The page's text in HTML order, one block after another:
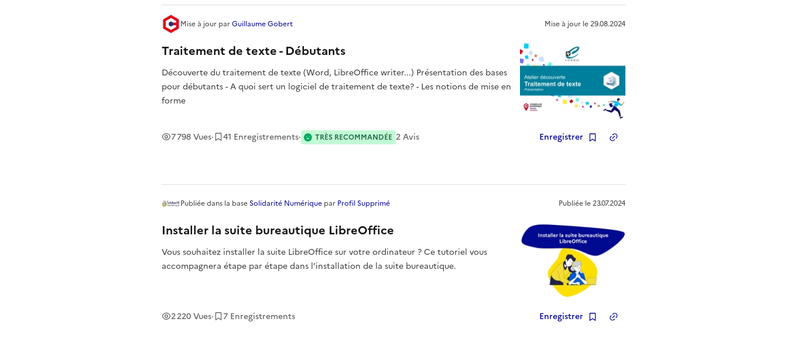
Traitement de texte - Débutants
Découverte du traitement de texte (Word, LibreOffice writer...) Présentation des bases
pour débutants - A quoi sert un logiciel de traitement de texte? - Les notions de mise en
forme
7 798Vues· 41 Enregistrements· TRÈS RECOMMANDÉE 2Avis Enregistrer Copier le lien
Mise à jour parGuillaume Gobert Mise à jour le29.08.2024
Installer la suite bureautique LibreOffice
Vous souhaitez installer la suite LibreOffice sur votre ordinateur ? Ce tutoriel vous
accompagnera étape par étape dans l’installation de la suite bureautique.
2 220Vues· 7 Enregistrements Enregistrer Copier le lien
Publiéedans la base Solidarité Numérique par Profil Supprimé Publiée le23.07.2024